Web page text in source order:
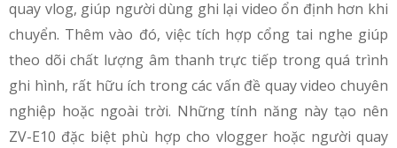
quay vlog, giúp người dùng ghi lại video ổn định hơn khi
chuyển. Thêm vào đó, việc tích hợp cổng tai nghe giúp
theo dõi chất lượng âm thanh trực tiếp trong quá trình
ghi hình, rất hữu ích trong các vấn đề quay video chuyên
nghiệp hoặc ngoài trời. Những tính năng này tạo nên
ZV-E10 đặc biệt phù hợp cho vlogger hoặc người quay